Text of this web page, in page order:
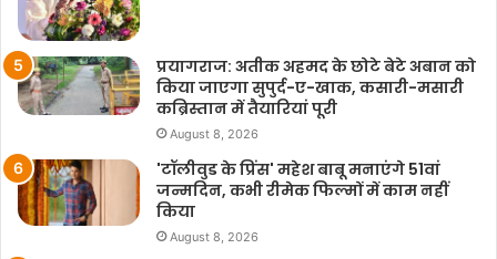
प्रयागराज: अतीक अहमद के छोटे बेटे अबान को
किया जाएगा सुपुर्द-ए-खाक, कसारी-मसारी
कब्रिस्तान में तैयारियां पूरी
August 8, 2026
'टॉलीवुड के प्रिंस' महेश बाबू मनाएंगे 51वां
जन्मदिन, कभी रीमेक फिल्मों में काम नहीं
किया
August 8, 2026